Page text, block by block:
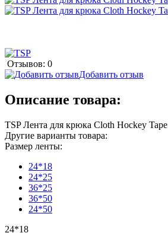
Отзывов: 0
Добавить отзыв
Описание товара:
TSP Лента для крюка Cloth Hockey Tape
Другие варианты товара:
Размер ленты:
24*18
24*25
36*25
36*50
24*50
24*18